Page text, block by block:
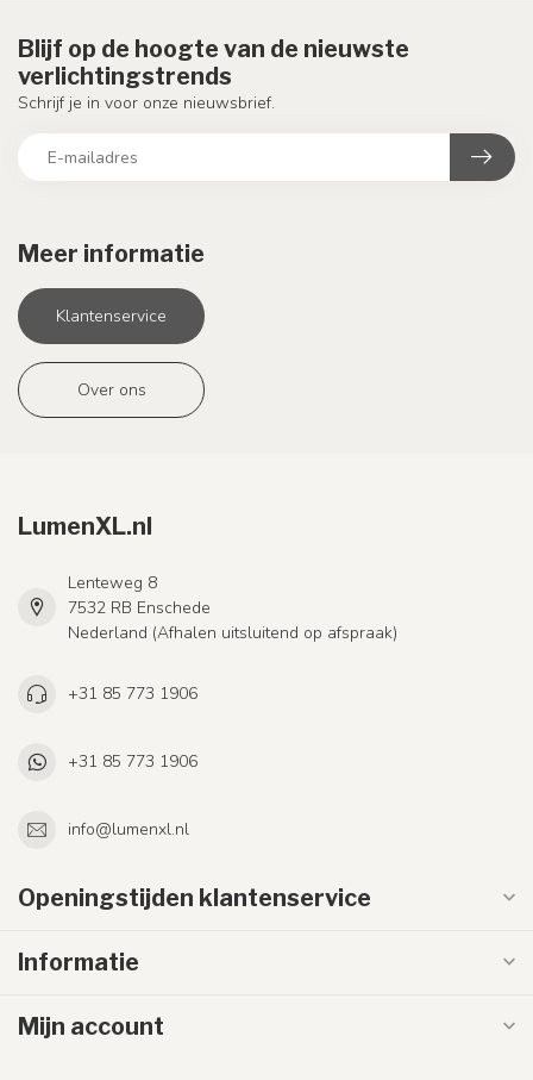
Meer informatie
Klantenservice
Over ons
Blijf op de hoogte van de nieuwste
verlichtingstrends
Schrijf je in voor onze nieuwsbrief.
LumenXL.nl
Lenteweg 8
7532 RB Enschede
Nederland (Afhalen uitsluitend op afspraak)
+31 85 773 1906
+31 85 773 1906
info@lumenxl.nl
Openingstijden klantenservice
Informatie
Mijn account